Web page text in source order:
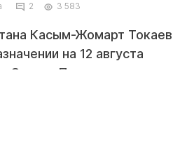
2 3 583
Касым-Жомарт Токаев
на 12 августа
Сената Парламента,